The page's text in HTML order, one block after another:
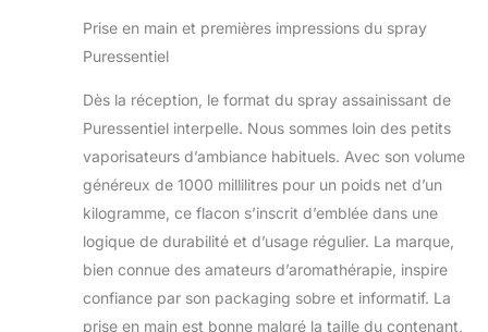
d'allergies et
mauvaises odeurs en
laissant un parfum frais
et agréable Format
PROUVEE : Elimine plus
de 99,9% des virus et
bactéries Testé
scientifiquement sur les
virus de la grippe A et
gastro-entérite, sur les
Prise en main et premières impressions du spray
Puressentiel
Dès la réception, le format du spray assainissant de
Puressentiel interpelle. Nous sommes loin des petits
vaporisateurs d’ambiance habituels. Avec son volume
généreux de 1000 millilitres pour un poids net d’un
kilogramme, ce flacon s’inscrit d’emblée dans une
logique de durabilité et d’usage régulier. La marque,
bien connue des amateurs d’aromathérapie, inspire
confiance par son packaging sobre et informatif. La
prise en main est bonne malgré la taille du contenant,